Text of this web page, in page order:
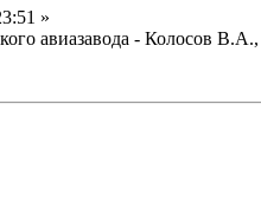
»
авиазавода - Колосов